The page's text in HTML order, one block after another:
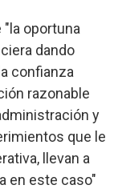
"la oportuna
dando
confianza
razonable
y
que le
llevan a
en este caso"